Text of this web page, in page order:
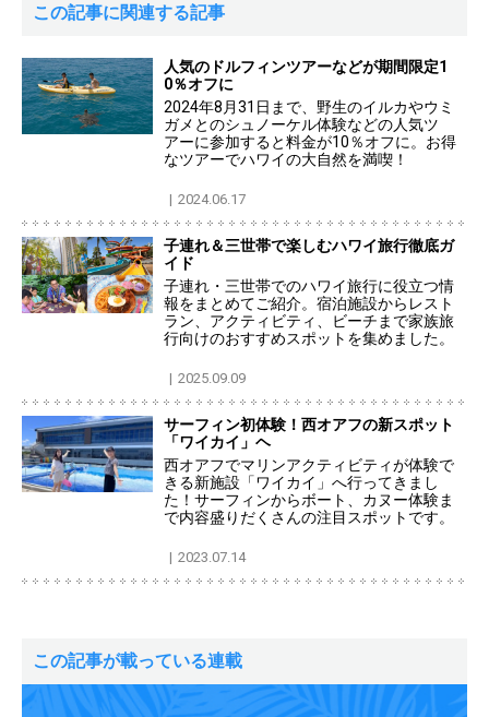
この記事に関連する記事
人気のドルフィンツアーなどが期間限定1
0％オフに
2024年8月31日まで、野生のイルカやウミ
ガメとのシュノーケル体験などの人気ツ
アーに参加すると料金が10％オフに。お得
なツアーでハワイの大自然を満喫！
2024.06.17
子連れ＆三世帯で楽しむハワイ旅行徹底ガ
イド
子連れ・三世帯でのハワイ旅行に役立つ情
報をまとめてご紹介。宿泊施設からレスト
ラン、アクティビティ、ビーチまで家族旅
行向けのおすすめスポットを集めました。
2025.09.09
サーフィン初体験！西オアフの新スポット
「ワイカイ」ヘ
西オアフでマリンアクティビティが体験で
きる新施設「ワイカイ」へ行ってきまし
た！サーフィンからボート、カヌー体験ま
で内容盛りだくさんの注目スポットです。
2023.07.14
この記事が載っている連載